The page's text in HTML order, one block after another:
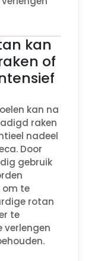
kan
of
kan na
raken
nadeel
Door
gebruik
om te
rotan
te
verlengen